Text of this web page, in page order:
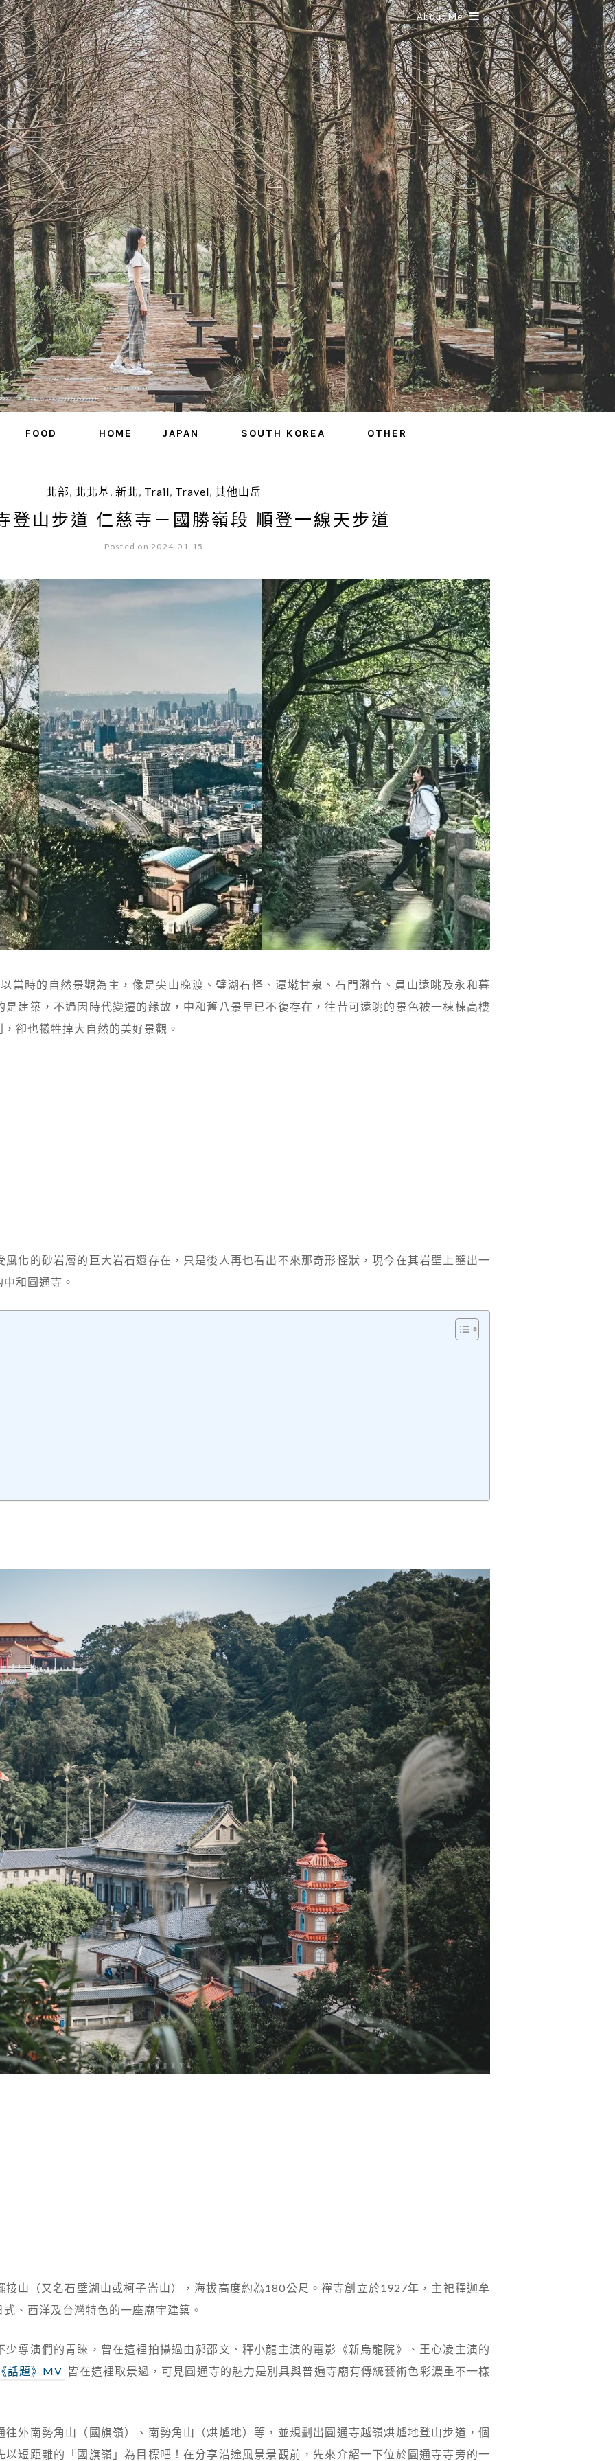
About Me
FOOD HOME JAPAN SOUTH KOREA OTHER
北部, 北北基, 新北, Trail, Travel, 其他山岳
登山步道 仁慈寺－國勝嶺段 順登一線天步道
Posted on 2024-01-15
當時的自然景觀為主，像是尖山晚渡、璧湖石怪、潭墘甘泉、石門灘音、員山遠眺及永和暮
建築，不過因時代變遷的緣故，中和舊八景早已不復存在，往昔可遠眺的景色被一棟棟高樓
卻也犧牲掉大自然的美好景觀。
化的砂岩層的巨大岩石還存在，只是後人再也看出不來那奇形怪狀，現今在其岩壁上鑿出一
和圓通寺。
山（又名石壁湖山或柯子崙山），海拔高度約為180公尺。禪寺創立於1927年，主祀釋迦牟
、西洋及台灣特色的一座廟宇建築。
導演們的青睞，曾在這裡拍攝過由郝邵文、釋小龍主演的電影《新烏龍院》、王心凌主演的
話題》MV 皆在這裡取景過，可見圓通寺的魅力是別具與普遍寺廟有傳統藝術色彩濃重不一樣
外南勢角山（國旗嶺）、南勢角山（烘爐地）等，並規劃出圓通寺越嶺烘爐地登山步道，個
短距離的「國旗嶺」為目標吧！在分享沿途風景景觀前，先來介紹一下位於圓通寺寺旁的一